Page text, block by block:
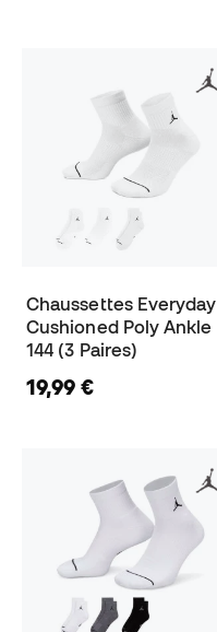
Chaussettes Everyday
Cushioned Poly Ankle
144 (3 Paires)
19,99 €